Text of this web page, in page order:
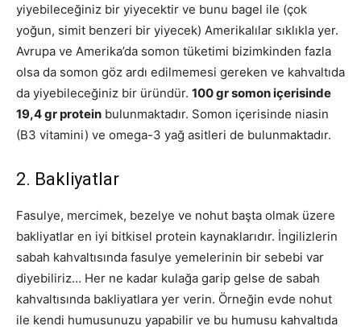
yiyebileceğiniz bir yiyecektir ve bunu bagel ile (çok
yoğun, simit benzeri bir yiyecek) Amerikalılar sıklıkla yer.
Avrupa ve Amerika’da somon tüketimi bizimkinden fazla
olsa da somon göz ardı edilmemesi gereken ve kahvaltıda
da yiyebileceğiniz bir üründür. 100 gr somon içerisinde
19,4 gr protein bulunmaktadır. Somon içerisinde niasin
(B3 vitamini) ve omega-3 yağ asitleri de bulunmaktadır.
2. Bakliyatlar
Fasulye, mercimek, bezelye ve nohut başta olmak üzere
bakliyatlar en iyi bitkisel protein kaynaklarıdır. İngilizlerin
sabah kahvaltısında fasulye yemelerinin bir sebebi var
diyebiliriz… Her ne kadar kulağa garip gelse de sabah
kahvaltısında bakliyatlara yer verin. Örneğin evde nohut
ile kendi humusunuzu yapabilir ve bu humusu kahvaltıda